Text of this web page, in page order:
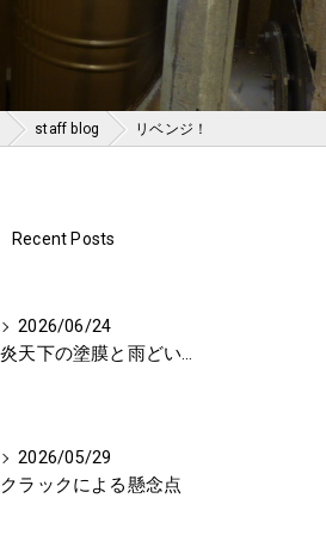
staff blog リベンジ！
Recent Posts
2026/06/24
炎天下の塗膜と雨どいに対する影響
2026/05/29
クラックによる懸念点